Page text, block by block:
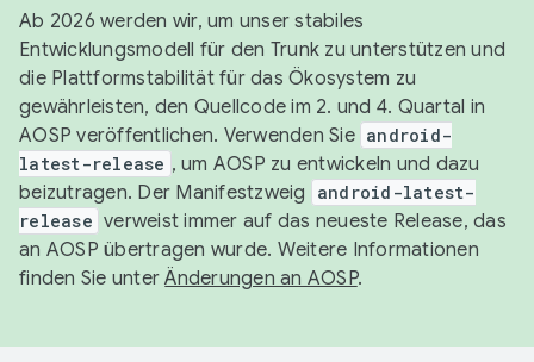
Ab 2026 werden wir, um unser stabiles
Entwicklungsmodell für den Trunk zu unterstützen und
die Plattformstabilität für das Ökosystem zu
gewährleisten, den Quellcode im 2. und 4. Quartal in
AOSP veröffentlichen. Verwenden Sie android-
latest-release , um AOSP zu entwickeln und dazu
beizutragen. Der Manifestzweig
android-latest-
release verweist immer auf das neueste Release, das
an AOSP übertragen wurde. Weitere Informationen
finden Sie unterÄnderungen an AOSP.